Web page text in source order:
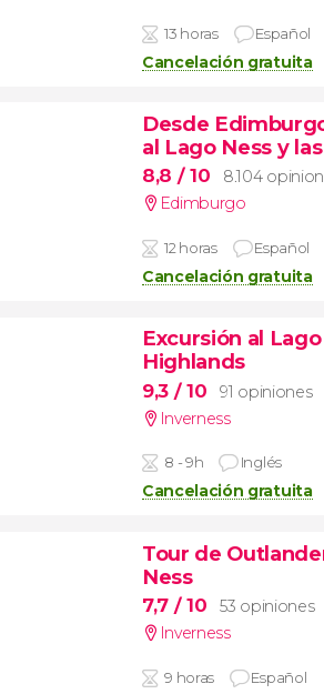
13 horas Español
Cancelación gratuita
Desde
al Lago Ness y
8,8 / 10
8.104
Edimburgo
12 horas Español
Cancelación gratuita
Excursión al
Highlands
9,3 / 10
91 opiniones
Inverness
8 - 9h Inglés
Cancelación gratuita
Tour de
Ness
7,7 / 10
53 opiniones
Inverness
9 horas Español